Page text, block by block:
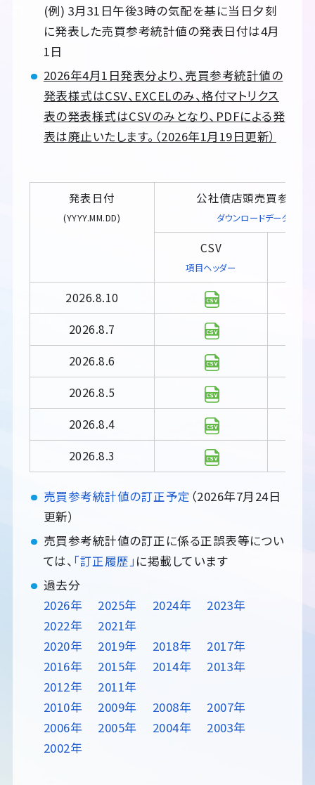
(例) 3月31日午後3時の気配を基に当日夕刻
に発表した売買参考統計値の発表日付は4月
1日
2026年4月1日発表分より、売買参考統計値の
発表様式はCSV、EXCELのみ、格付マトリクス
表の発表様式はCSVのみとなり、PDFによる発
表は廃止いたします。（2026年1月19日更新）
発表日付
(YYYY.MM.DD)
公社債店頭売買参考
ダウンロードデータの説明
CSV
項目ヘッダー
2026.8.10
2026.8.7
2026.8.6
2026.8.5
2026.8.4
2026.8.3
売買参考統計値の訂正予定 （2026年7月24日
更新）
売買参考統計値の訂正に係る正誤表等につい
ては、 「訂正履歴」 に掲載しています
過去分
2026年
2025年 2024年
2023年
2022年
2021年
2020年
2019年 2018年
2017年
2016年
2015年 2014年
2013年
2012年
2011年
2010年
2009年 2008年
2007年
2006年
2005年 2004年
2003年
2002年